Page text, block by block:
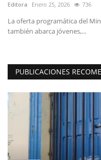
Editora Enero 25, 2026 736
La oferta programática del
también abarca jóvenes,...
PUBLICACIONES